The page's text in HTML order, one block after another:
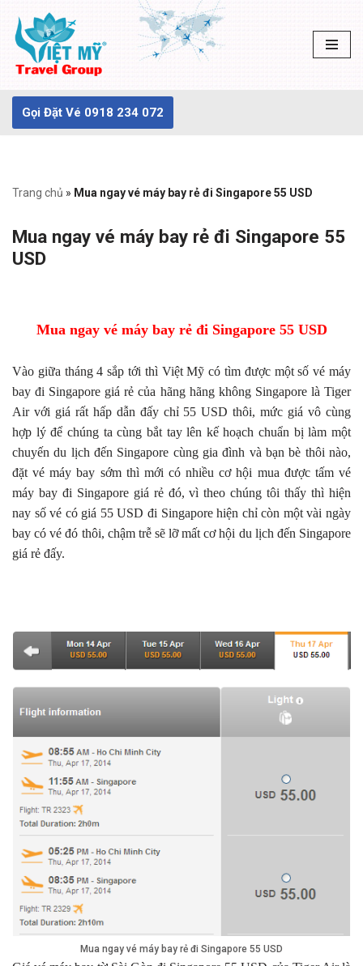
Chuyển
tới
dung
Gọi Đặt Vé 0918 234 072
Trang chủ » Mua ngay vé máy bay rẻ đi Singapore 55 USD
Mua ngay vé máy bay rẻ đi Singapore 55
USD
Mua ngay vé máy bay rẻ đi Singapore 55 USD
Vào giữa tháng 4 sắp tới thì Việt Mỹ có tìm được một số vé máy
bay đi Singapore giá rẻ của hãng hãng không Singapore là Tiger
Air với giá rất hấp dẫn đấy chỉ 55 USD thôi, mức giá vô cùng
hợp lý để chúng ta cùng bắt tay lên kế hoạch chuẩn bị làm một
chuyến du lịch đến Singapore cùng gia đình và bạn bè thôi nào,
đặt vé máy bay sớm thì mới có nhiều cơ hội mua được tấm vé
máy bay đi Singapore giá rẻ đó, vì theo chúng tôi thấy thì hiện
nay số vé có giá 55 USD đi Singapore hiện chỉ còn một vài ngày
bay có vé đó thôi, chậm trễ sẽ lỡ mất cơ hội du lịch đến Singapore
giá rẻ đấy.
Mua ngay vé máy bay rẻ đi Singapore 55 USD